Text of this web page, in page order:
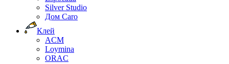
Silver Studio
Дом Caro
Клей
ACM
Loymina
ORAC